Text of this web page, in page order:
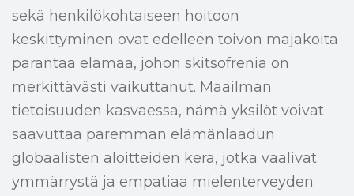
sekä henkilökohtaiseen hoitoon
keskittyminen ovat edelleen toivon majakoita
parantaa elämää, johon skitsofrenia on
merkittävästi vaikuttanut. Maailman
tietoisuuden kasvaessa, nämä yksilöt voivat
saavuttaa paremman elämänlaadun
globaalisten aloitteiden kera, jotka vaalivat
ymmärrystä ja empatiaa mielenterveyden